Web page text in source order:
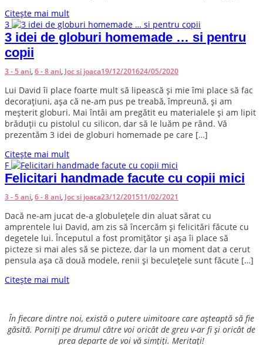
Citește mai mult
3
3 idei de globuri homemade … si pentru
copii
3 - 5 ani,6 - 8 ani, Joc si joaca19/12/201624/05/2020
L ui David îi place foarte mult să lipească și mie îmi place să fac
decorațiuni, așa că ne-am pus pe treabă, împreună, și am
meșterit globuri. Mai întâi am pregătit eu materialele și am lipit
brăduții cu pistolul cu silicon, dar să le luăm pe rând. Vă
prezentăm 3 idei de globuri homemade pe care […]
Citește mai mult
F
Felicitari handmade facute cu copii mici
3 - 5 ani,6 - 8 ani, Joc si joaca23/12/201511/02/2021
Dacă ne-am jucat de-a globulețele din aluat sărat cu
amprentele lui David, am zis să încercăm și felicitări făcute cu
degetele lui. Începutul a fost promițător și așa îi place să
picteze si mai ales să se picteze, dar la un moment dat a cerut
pensula așa că două modele, renii și beculețele sunt făcute […]
Citește mai mult
În fiecare dintre noi, există o putere uimitoare care așteaptă să fie
găsită. Porniți pe drumul către voi oricât de greu v-ar fi și oricât de
prea departe de voi vă simțiți. Meritați!